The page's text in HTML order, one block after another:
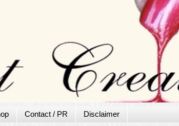
Contact / PR Disclaimer